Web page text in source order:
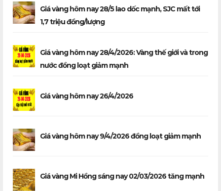
Giá vàng hôm nay 28/5 lao dốc mạnh, SJC mất tới
1,7 triệu đồng/lượng
Giá vàng hôm nay 28/4/2026: Vàng thế giới và trong
nước đồng loạt giảm mạnh
Giá vàng hôm nay 26/4/2026
Giá vàng hôm nay 9/4/2026 đồng loạt giảm mạnh
Giá vàng Mi Hồng sáng nay 02/03/2026 tăng mạnh